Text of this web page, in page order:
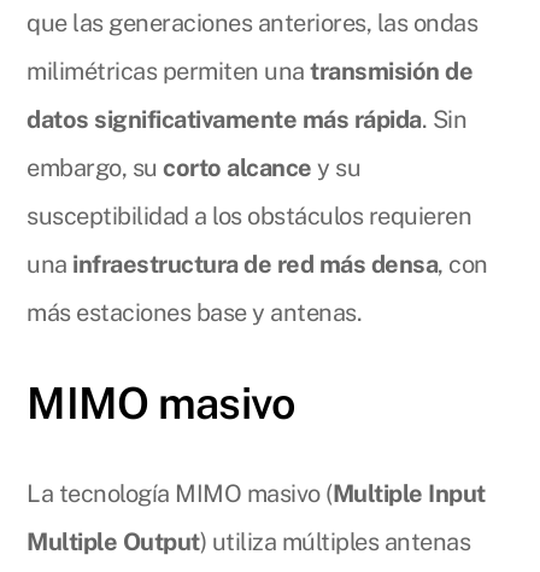
que las generaciones anteriores, las ondas
milimétricas permiten unatransmisión de
datos significativamente más rápida. Sin
embargo, sucorto alcance y su
susceptibilidad a los obstáculos requieren
una infraestructura de red más densa, con
más estaciones base y antenas.
MIMO masivo
La tecnología MIMO masivo (Multiple Input
Multiple Output) utiliza múltiples antenas